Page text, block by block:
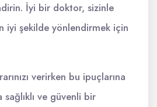
İyi bir doktor, sizinle
iyi şekilde yönlendirmek için
verirken bu ipuçlarına
ve güvenli bir